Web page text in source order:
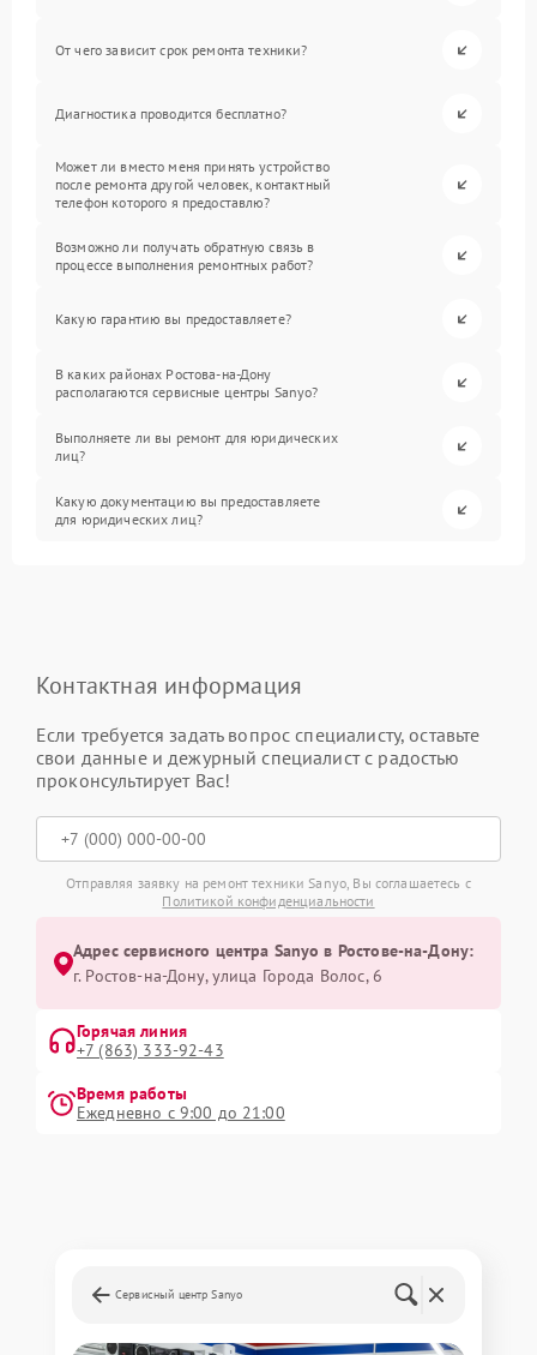
От чего зависит срок ремонта техники?
Диагностика проводится бесплатно?
Может ли вместо меня принять устройство
после ремонта другой человек, контактный
телефон которого я предоставлю?
Возможно ли получать обратную связь в
процессе выполнения ремонтных работ?
Какую гарантию вы предоставляете?
В каких районах Ростова-на-Дону
располагаются сервисные центры Sanyo?
Выполняете ли вы ремонт для юридических
лиц?
Какую документацию вы предоставляете
для юридических лиц?
Контактная информация
Если требуется задать вопрос специалисту, оставьте
свои данные и дежурный специалист с радостью
проконсультирует Вас!
Отправляя заявку на ремонт техники Sanyo, Вы соглашаетесь с
Политикой конфиденциальности
Адрес сервисного центра Sanyo в Ростове-на-Дону:
г. Ростов-на-Дону, улица Города Волос, 6
Горячая линия
+7 (863) 333-92-43
Время работы
Ежедневно с 9:00 до 21:00
Сервисный центр Sanyo